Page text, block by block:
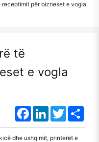
receptimit për bizneset e vogla
të
e vogla
FacebookLinkedInTwitter
dhe ushqimit, printerët e